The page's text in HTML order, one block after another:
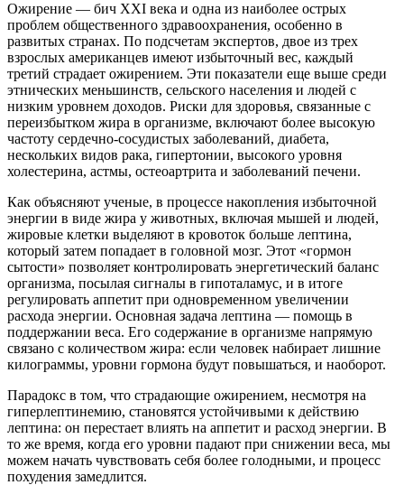
Ожирение — бич XXI века и одна из наиболее острых
проблем общественного здравоохранения, особенно в
развитых странах. По подсчетам экспертов, двое из трех
взрослых американцев имеют избыточный вес, каждый
третий страдает ожирением. Эти показатели еще выше среди
этнических меньшинств, сельского населения и людей с
низким уровнем доходов. Риски для здоровья, связанные с
переизбытком жира в организме, включают более высокую
частоту сердечно-сосудистых заболеваний, диабета,
нескольких видов рака, гипертонии, высокого уровня
холестерина, астмы, остеоартрита и заболеваний печени.
Как объясняют ученые, в процессе накопления избыточной
энергии в виде жира у животных, включая мышей и людей,
жировые клетки выделяют в кровоток больше лептина,
который затем попадает в головной мозг. Этот «гормон
сытости» позволяет контролировать энергетический баланс
организма, посылая сигналы в гипоталамус, и в итоге
регулировать аппетит при одновременном увеличении
расхода энергии. Основная задача лептина — помощь в
поддержании веса. Его содержание в организме напрямую
связано с количеством жира: если человек набирает лишние
килограммы, уровни гормона будут повышаться, и наоборот.
Парадокс в том, что страдающие ожирением, несмотря на
гиперлептинемию, становятся устойчивыми к действию
лептина: он перестает влиять на аппетит и расход энергии. В
то же время, когда его уровни падают при снижении веса, мы
можем начать чувствовать себя более голодными, и процесс
похудения замедлится.